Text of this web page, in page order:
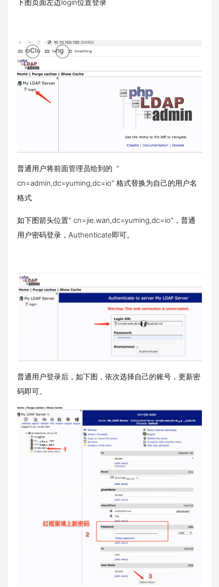
下图页面左边login位置登录
普通用户将前面管理员给到的 "
cn=admin,dc=yuming,dc=io" 格式替换为自己的用户名
格式
如下图箭头位置" cn=jie.wan,dc=yuming,dc=io"，普通
用户密码登录，Authenticate即可。
普通用户登录后，如下图，依次选择自己的账号，更新密
码即可。